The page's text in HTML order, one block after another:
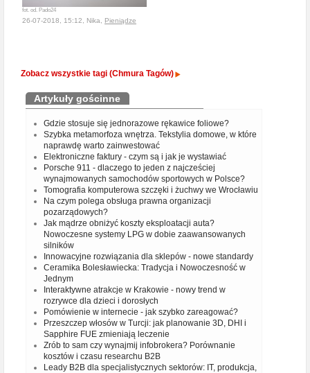
fot. od. Pado24
26-07-2018, 15:12, Nika, Pieniądze
Zobacz wszystkie tagi (Chmura Tagów)
Artykuły gościnne
Gdzie stosuje się jednorazowe rękawice foliowe?
Szybka metamorfoza wnętrza. Tekstylia domowe, w które
naprawdę warto zainwestować
Elektroniczne faktury - czym są i jak je wystawiać
Porsche 911 - dlaczego to jeden z najcześciej
wynajmowanych samochodów sportowych w Polsce?
Tomografia komputerowa szczęki i żuchwy we Wrocławiu
Na czym polega obsługa prawna organizacji
pozarządowych?
Jak mądrze obniżyć koszty eksploatacji auta?
Nowoczesne systemy LPG w dobie zaawansowanych
silników
Innowacyjne rozwiązania dla sklepów - nowe standardy
Ceramika Bolesławiecka: Tradycja i Nowoczesność w
Jednym
Interaktywne atrakcje w Krakowie - nowy trend w
rozrywce dla dzieci i dorosłych
Pomówienie w internecie - jak szybko zareagować?
Przeszczep włosów w Turcji: jak planowanie 3D, DHI i
Sapphire FUE zmieniają leczenie
Zrób to sam czy wynajmij infobrokera? Porównanie
kosztów i czasu researchu B2B
Leady B2B dla specjalistycznych sektorów: IT, produkcja,